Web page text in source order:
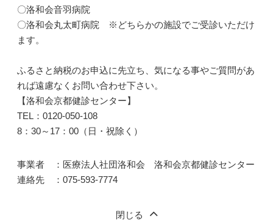
〇洛和会音羽病院
〇洛和会丸太町病院 ※どちらかの施設でご受診いただけ
ます。
ふるさと納税のお申込に先立ち、気になる事やご質問があ
れば遠慮なくお問い合わせ下さい。
【洛和会京都健診センター】
TEL：0120-050-108
8：30～17：00（日・祝除く）
事業者 ：医療法人社団洛和会 洛和会京都健診センター
連絡先 ：075-593-7774
閉じる